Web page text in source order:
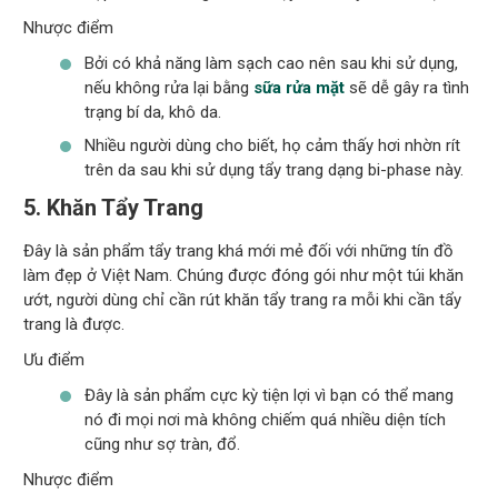
Nhược điểm
Bởi có khả năng làm sạch cao nên sau khi sử dụng,
nếu không rửa lại bằng sữa rửa mặt sẽ dễ gây ra tình
trạng bí da, khô da.
Nhiều người dùng cho biết, họ cảm thấy hơi nhờn rít
trên da sau khi sử dụng tẩy trang dạng bi-phase này.
5. Khăn Tẩy Trang
Đây là sản phẩm tẩy trang khá mới mẻ đối với những tín đồ
làm đẹp ở Việt Nam. Chúng được đóng gói như một túi khăn
ướt, người dùng chỉ cần rút khăn tẩy trang ra mỗi khi cần tẩy
trang là được.
Ưu điểm
Đây là sản phẩm cực kỳ tiện lợi vì bạn có thể mang
nó đi mọi nơi mà không chiếm quá nhiều diện tích
cũng như sợ tràn, đổ.
Nhược điểm